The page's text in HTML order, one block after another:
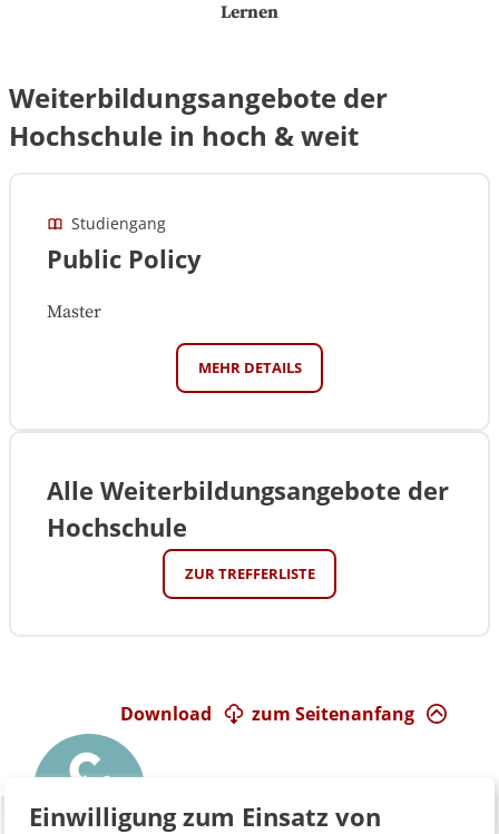
Lernen
Weiterbildungsangebote der
Hochschule in hoch & weit
Studiengang
Public Policy
Master
MEHR DETAILS
Alle Weiterbildungsangebote der
Hochschule
ZUR TREFFERLISTE
zum Seitenanfang
Download
Einwilligung zum Einsatz von